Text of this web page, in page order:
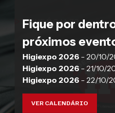
Fique por
próximos
Higiexpo 2026 - 20/10/
Higiexpo 2026 - 21/10/
Higiexpo 2026 - 22/10/
VER CALENDÁRIO
O QUE É O H-7?